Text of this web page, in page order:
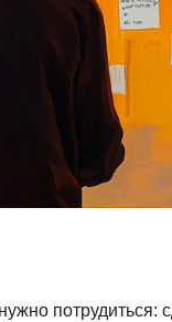
потрудиться: